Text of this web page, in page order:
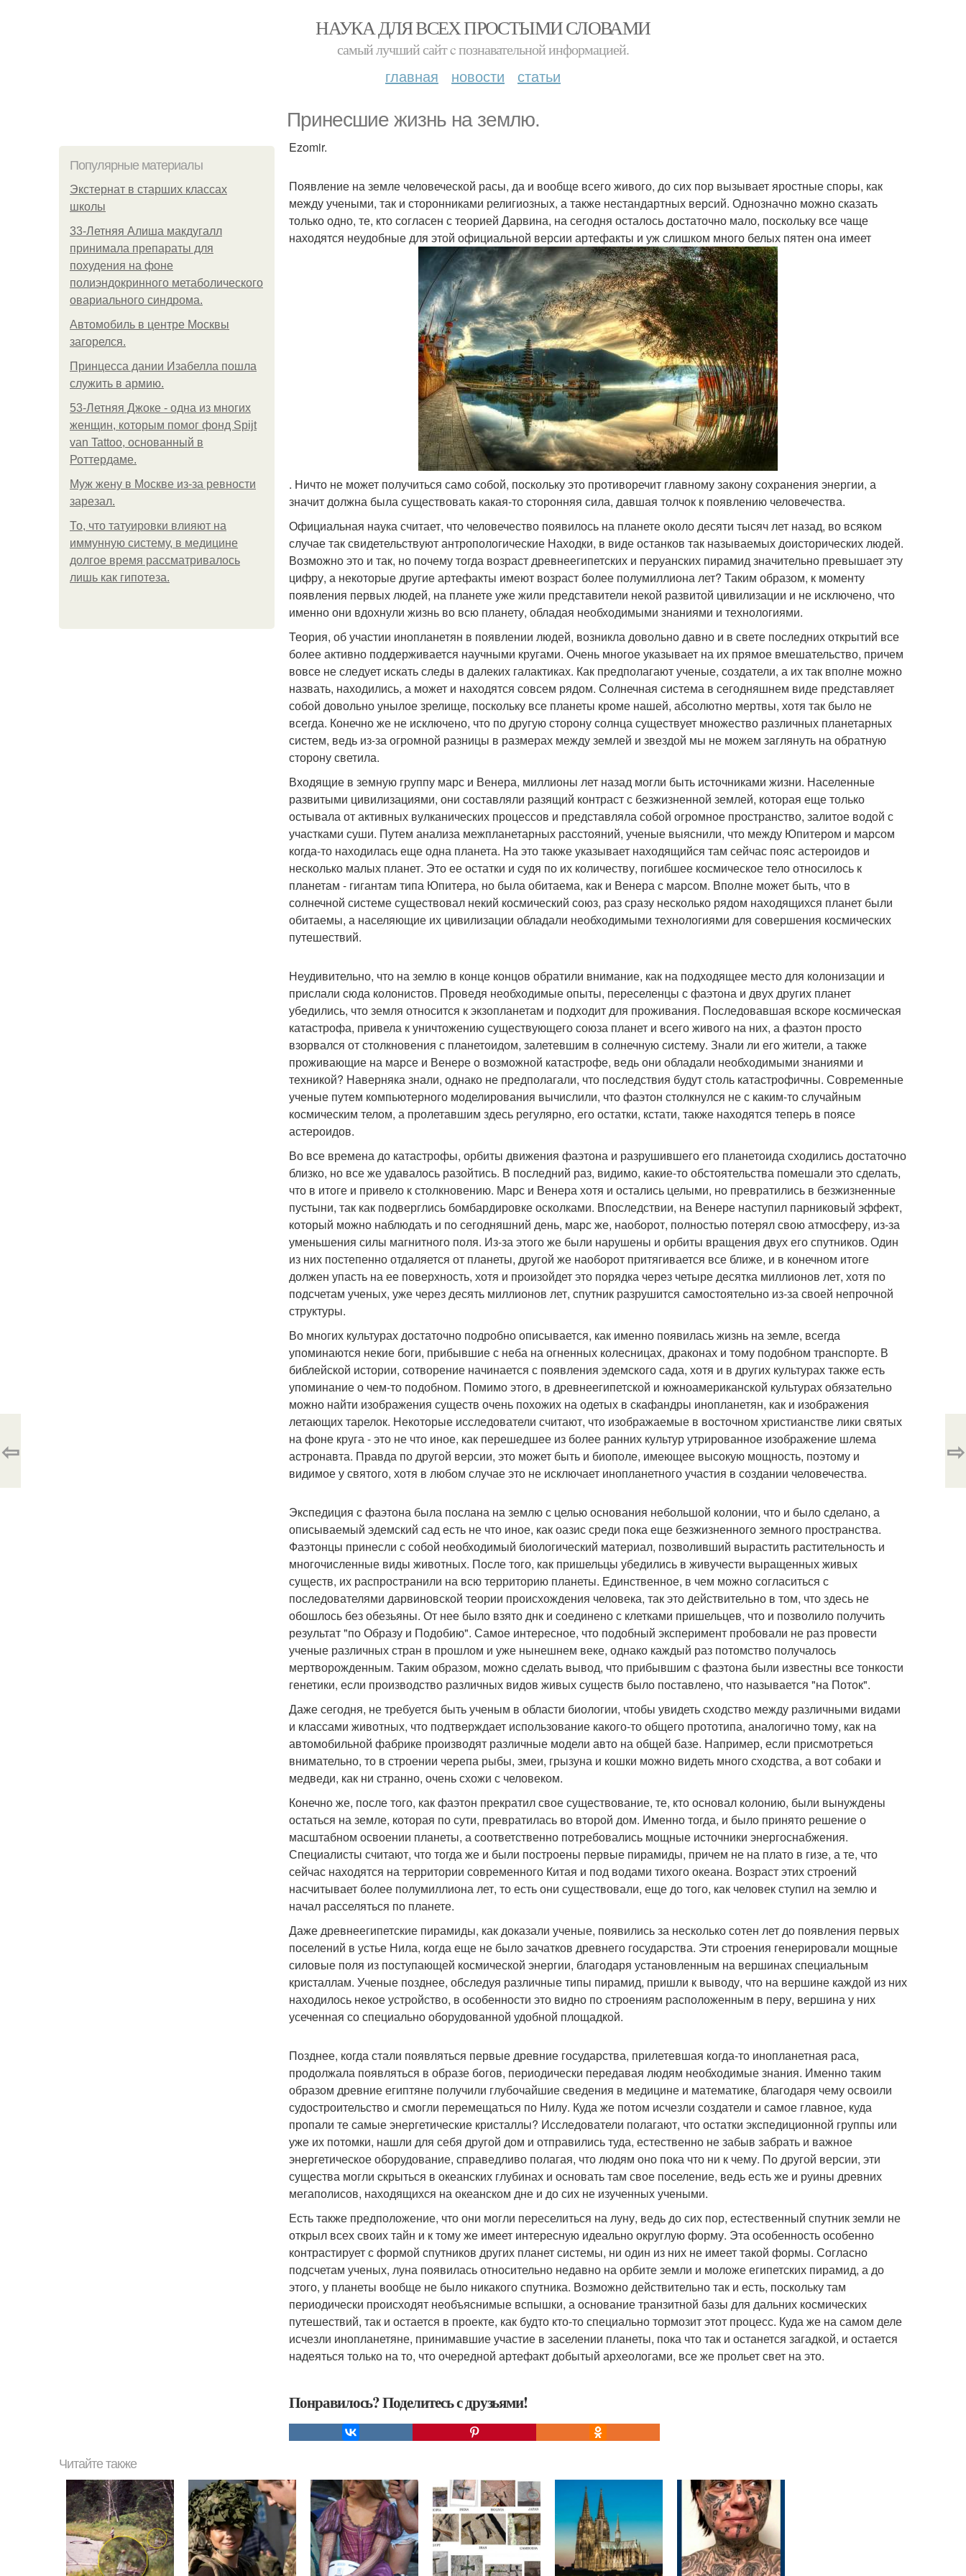
НАУКА ДЛЯ ВСЕХ ПРОСТЫМИ СЛОВАМИ
самый лучший сайт c познавательной информацией.
главная новости статьи
Принесшие жизнь на землю.
Популярные материалы
Экстернат в старших классах
школы
33-Летняя Алиша макдугалл
принимала препараты для
похудения на фоне
полиэндокринного метаболического
овариального синдрома.
Автомобиль в центре Москвы
загорелся.
Принцесса дании Изабелла пошла
служить в армию.
53-Летняя Джоке - одна из многих
женщин, которым помог фонд Spijt
van Tattoo, основанный в
Роттердаме.
Mуж жену в Москве из-за ревности
зарезал.
То, что татуировки влияют на
иммунную систему, в медицине
долгое время рассматривалось
лишь как гипотеза.
Ezomir.
Появление на земле человеческой расы, да и вообще всего живого, до сих пор вызывает яростные споры, как
между учеными, так и сторонниками религиозных, а также нестандартных версий. Однозначно можно сказать
только одно, те, кто согласен с теорией Дарвина, на сегодня осталось достаточно мало, поскольку все чаще
находятся неудобные для этой официальной версии артефакты и уж слишком много белых пятен она имеет
. Ничто не может получиться само собой, поскольку это противоречит главному закону сохранения энергии, а
значит должна была существовать какая-то сторонняя сила, давшая толчок к появлению человечества.
Официальная наука считает, что человечество появилось на планете около десяти тысяч лет назад, во всяком
случае так свидетельствуют антропологические Находки, в виде останков так называемых доисторических людей.
Возможно это и так, но почему тогда возраст древнеегипетских и перуанских пирамид значительно превышает эту
цифру, а некоторые другие артефакты имеют возраст более полумиллиона лет? Таким образом, к моменту
появления первых людей, на планете уже жили представители некой развитой цивилизации и не исключено, что
именно они вдохнули жизнь во всю планету, обладая необходимыми знаниями и технологиями.
Теория, об участии инопланетян в появлении людей, возникла довольно давно и в свете последних открытий все
более активно поддерживается научными кругами. Очень многое указывает на их прямое вмешательство, причем
вовсе не следует искать следы в далеких галактиках. Как предполагают ученые, создатели, а их так вполне можно
назвать, находились, а может и находятся совсем рядом. Солнечная система в сегодняшнем виде представляет
собой довольно унылое зрелище, поскольку все планеты кроме нашей, абсолютно мертвы, хотя так было не
всегда. Конечно же не исключено, что по другую сторону солнца существует множество различных планетарных
систем, ведь из-за огромной разницы в размерах между землей и звездой мы не можем заглянуть на обратную
сторону светила.
Входящие в земную группу марс и Венера, миллионы лет назад могли быть источниками жизни. Населенные
развитыми цивилизациями, они составляли разящий контраст с безжизненной землей, которая еще только
остывала от активных вулканических процессов и представляла собой огромное пространство, залитое водой с
участками суши. Путем анализа межпланетарных расстояний, ученые выяснили, что между Юпитером и марсом
когда-то находилась еще одна планета. На это также указывает находящийся там сейчас пояс астероидов и
несколько малых планет. Это ее остатки и судя по их количеству, погибшее космическое тело относилось к
планетам - гигантам типа Юпитера, но была обитаема, как и Венера с марсом. Вполне может быть, что в
солнечной системе существовал некий космический союз, раз сразу несколько рядом находящихся планет были
обитаемы, а населяющие их цивилизации обладали необходимыми технологиями для совершения космических
путешествий.
Неудивительно, что на землю в конце концов обратили внимание, как на подходящее место для колонизации и
прислали сюда колонистов. Проведя необходимые опыты, переселенцы с фаэтона и двух других планет
убедились, что земля относится к экзопланетам и подходит для проживания. Последовавшая вскоре космическая
катастрофа, привела к уничтожению существующего союза планет и всего живого на них, а фаэтон просто
взорвался от столкновения с планетоидом, залетевшим в солнечную систему. Знали ли его жители, а также
проживающие на марсе и Венере о возможной катастрофе, ведь они обладали необходимыми знаниями и
техникой? Наверняка знали, однако не предполагали, что последствия будут столь катастрофичны. Современные
ученые путем компьютерного моделирования вычислили, что фаэтон столкнулся не с каким-то случайным
космическим телом, а пролетавшим здесь регулярно, его остатки, кстати, также находятся теперь в поясе
астероидов.
Во все времена до катастрофы, орбиты движения фаэтона и разрушившего его планетоида сходились достаточно
близко, но все же удавалось разойтись. В последний раз, видимо, какие-то обстоятельства помешали это сделать,
что в итоге и привело к столкновению. Марс и Венера хотя и остались целыми, но превратились в безжизненные
пустыни, так как подверглись бомбардировке осколками. Впоследствии, на Венере наступил парниковый эффект,
который можно наблюдать и по сегодняшний день, марс же, наоборот, полностью потерял свою атмосферу, из-за
уменьшения силы магнитного поля. Из-за этого же были нарушены и орбиты вращения двух его спутников. Один
из них постепенно отдаляется от планеты, другой же наоборот притягивается все ближе, и в конечном итоге
должен упасть на ее поверхность, хотя и произойдет это порядка через четыре десятка миллионов лет, хотя по
подсчетам ученых, уже через десять миллионов лет, спутник разрушится самостоятельно из-за своей непрочной
структуры.
Во многих культурах достаточно подробно описывается, как именно появилась жизнь на земле, всегда
упоминаются некие боги, прибывшие с неба на огненных колесницах, драконах и тому подобном транспорте. В
библейской истории, сотворение начинается с появления эдемского сада, хотя и в других культурах также есть
упоминание о чем-то подобном. Помимо этого, в древнеегипетской и южноамериканской культурах обязательно
можно найти изображения существ очень похожих на одетых в скафандры инопланетян, как и изображения
летающих тарелок. Некоторые исследователи считают, что изображаемые в восточном христианстве лики святых
на фоне круга - это не что иное, как перешедшее из более ранних культур утрированное изображение шлема
астронавта. Правда по другой версии, это может быть и биополе, имеющее высокую мощность, поэтому и
видимое у святого, хотя в любом случае это не исключает инопланетного участия в создании человечества.
Экспедиция с фаэтона была послана на землю с целью основания небольшой колонии, что и было сделано, а
описываемый эдемский сад есть не что иное, как оазис среди пока еще безжизненного земного пространства.
Фаэтонцы принесли с собой необходимый биологический материал, позволивший вырастить растительность и
многочисленные виды животных. После того, как пришельцы убедились в живучести выращенных живых
существ, их распространили на всю территорию планеты. Единственное, в чем можно согласиться с
последователями дарвиновской теории происхождения человека, так это действительно в том, что здесь не
обошлось без обезьяны. От нее было взято днк и соединено с клетками пришельцев, что и позволило получить
результат "по Образу и Подобию". Самое интересное, что подобный эксперимент пробовали не раз провести
ученые различных стран в прошлом и уже нынешнем веке, однако каждый раз потомство получалось
мертворожденным. Таким образом, можно сделать вывод, что прибывшим с фаэтона были известны все тонкости
генетики, если производство различных видов живых существ было поставлено, что называется "на Поток".
Даже сегодня, не требуется быть ученым в области биологии, чтобы увидеть сходство между различными видами
и классами животных, что подтверждает использование какого-то общего прототипа, аналогично тому, как на
автомобильной фабрике производят различные модели авто на общей базе. Например, если присмотреться
внимательно, то в строении черепа рыбы, змеи, грызуна и кошки можно видеть много сходства, а вот собаки и
медведи, как ни странно, очень схожи с человеком.
Конечно же, после того, как фаэтон прекратил свое существование, те, кто основал колонию, были вынуждены
остаться на земле, которая по сути, превратилась во второй дом. Именно тогда, и было принято решение о
масштабном освоении планеты, а соответственно потребовались мощные источники энергоснабжения.
Специалисты считают, что тогда же и были построены первые пирамиды, причем не на плато в гизе, а те, что
сейчас находятся на территории современного Китая и под водами тихого океана. Возраст этих строений
насчитывает более полумиллиона лет, то есть они существовали, еще до того, как человек ступил на землю и
начал расселяться по планете.
Даже древнеегипетские пирамиды, как доказали ученые, появились за несколько сотен лет до появления первых
поселений в устье Нила, когда еще не было зачатков древнего государства. Эти строения генерировали мощные
силовые поля из поступающей космической энергии, благодаря установленным на вершинах специальным
кристаллам. Ученые позднее, обследуя различные типы пирамид, пришли к выводу, что на вершине каждой из них
находилось некое устройство, в особенности это видно по строениям расположенным в перу, вершина у них
усеченная со специально оборудованной удобной площадкой.
Позднее, когда стали появляться первые древние государства, прилетевшая когда-то инопланетная раса,
продолжала появляться в образе богов, периодически передавая людям необходимые знания. Именно таким
образом древние египтяне получили глубочайшие сведения в медицине и математике, благодаря чему освоили
судостроительство и смогли перемещаться по Нилу. Куда же потом исчезли создатели и самое главное, куда
пропали те самые энергетические кристаллы? Исследователи полагают, что остатки экспедиционной группы или
уже их потомки, нашли для себя другой дом и отправились туда, естественно не забыв забрать и важное
энергетическое оборудование, справедливо полагая, что людям оно пока что ни к чему. По другой версии, эти
существа могли скрыться в океанских глубинах и основать там свое поселение, ведь есть же и руины древних
мегаполисов, находящихся на океанском дне и до сих не изученных учеными.
Есть также предположение, что они могли переселиться на луну, ведь до сих пор, естественный спутник земли не
открыл всех своих тайн и к тому же имеет интересную идеально округлую форму. Эта особенность особенно
контрастирует с формой спутников других планет системы, ни один из них не имеет такой формы. Согласно
подсчетам ученых, луна появилась относительно недавно на орбите земли и моложе египетских пирамид, а до
этого, у планеты вообще не было никакого спутника. Возможно действительно так и есть, поскольку там
периодически происходят необъяснимые вспышки, а основание транзитной базы для дальних космических
путешествий, так и остается в проекте, как будто кто-то специально тормозит этот процесс. Куда же на самом деле
исчезли инопланетяне, принимавшие участие в заселении планеты, пока что так и останется загадкой, и остается
надеяться только на то, что очередной артефакт добытый археологами, все же прольет свет на это.
Понравилось? Поделитесь с друзьями!
⇦ ⇨
Читайте также